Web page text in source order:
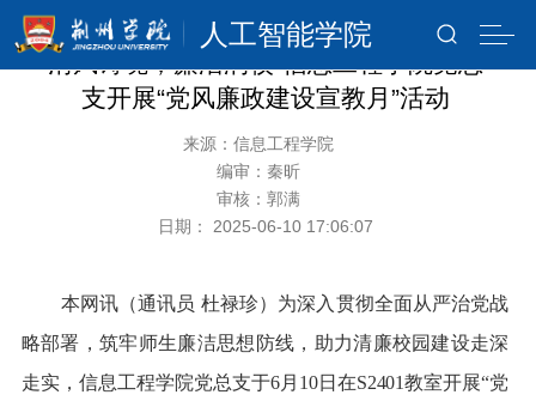
人工智能学院
清风铸魂，廉洁润校-信息工程学院党总
支开展“党风廉政建设宣教月”活动
来源：信息工程学院
编审：秦昕
审核：郭满
日期： 2025-06-10 17:06:07
本网讯（通讯员 杜禄珍）为深入贯彻全面从严治党战
略部署，筑牢师生廉洁思想防线，助力清廉校园建设走深
走实，信息工程学院党总支于6月10日在S2401教室开展“党